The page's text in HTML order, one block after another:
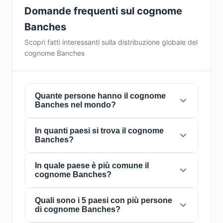
Domande frequenti sul cognome
Banches
Scopri fatti interessanti sulla distribuzione globale del
cognome Banches
Quante persone hanno il cognome
Banches nel mondo?
Attualmente ci sono circa97 personecon il
cognomeBanches
significa che circa 1 persona su82,474,227
nel mondo porta questo cognome. È presente
in7 paesi, il che riflette la sua distribuzione
globale.
In quanti paesi si trova il cognome
Banches?
Il cognomeBanchesè presente in
tutto il mondo. Questo lo classifica come un
cognome con portatalocale. La sua presenza
in più paesi indica schemi storici di migrazione
e dispersione familiare nel corso dei secoli.
In quale paese è più comune il
cognome Banches?
Il cognomeBanchesè più comune in
Romania, dove circa42 persone
Quali sono i 5 paesi con più persone
di cognome Banches?